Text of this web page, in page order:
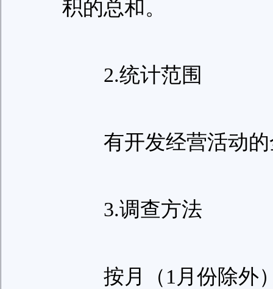
积的总和。
2.统计范围
有开发经营活动的
3.调查方法
按月（1月份除外